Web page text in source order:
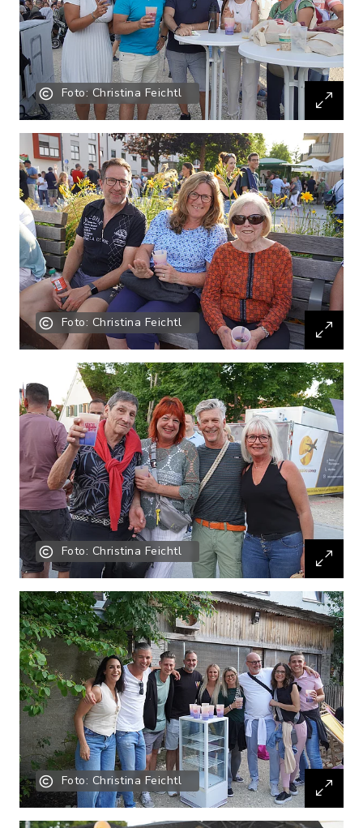
Foto: Christina Feichtl
Foto: Christina Feichtl
Foto: Christina Feichtl
Foto: Christina Feichtl